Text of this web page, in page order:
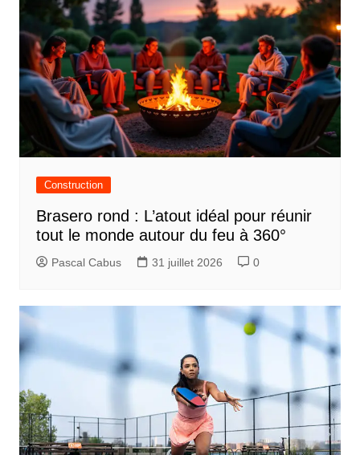
Construction
Brasero rond : L’atout idéal pour réunir
tout le monde autour du feu à 360°
Pascal Cabus 31 juillet 2026 0